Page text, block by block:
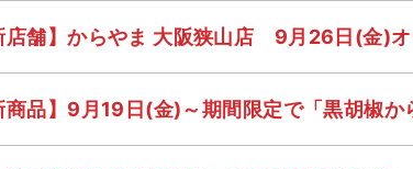
店舗】からやま 大阪狭山店 9月26日(金)オ
商品】9月19日(金)～期間限定で「黒胡椒